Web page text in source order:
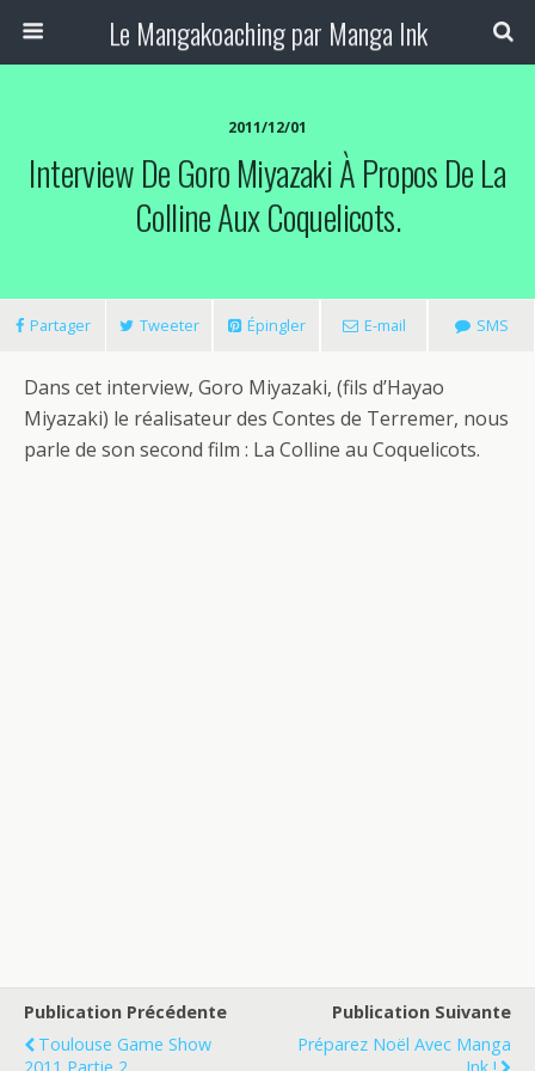
Le Mangakoaching par Manga Ink
2011/12/01
Interview De Goro Miyazaki À Propos De La
Colline Aux Coquelicots.
Partager Tweeter Épingler E-mail SMS
Dans cet interview, Goro Miyazaki, (fils d’Hayao
Miyazaki) le réalisateur des Contes de Terremer, nous
parle de son second film : La Colline au Coquelicots.
Publication Précédente
Toulouse Game Show
2011 Partie 2
Publication Suivante
Préparez Noël Avec Manga
Ink !